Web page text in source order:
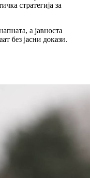
стратегија за
а јавноста
без јасни докази.